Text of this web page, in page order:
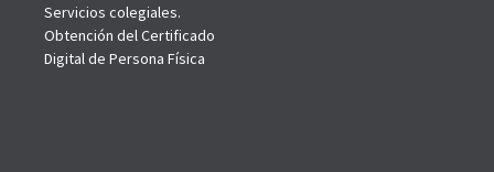
Servicios colegiales.
Obtención del Certificado
Digital de Persona Física